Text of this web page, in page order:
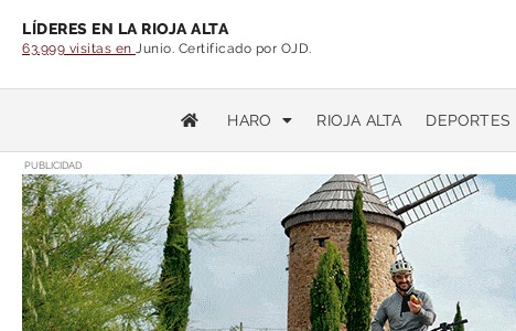
LÍDERES EN LA RIOJA ALTA
63.999 visitas en Junio. Certificado por OJD.
HARO RIOJA ALTA DEPORTES
PUBLICIDAD